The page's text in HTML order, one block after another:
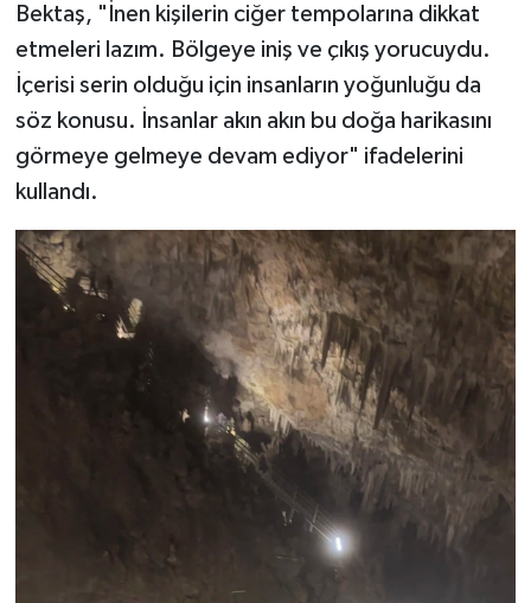
Bektaş, "İnen kişilerin ciğer tempolarına dikkat
etmeleri lazım. Bölgeye iniş ve çıkış yorucuydu.
İçerisi serin olduğu için insanların yoğunluğu da
söz konusu. İnsanlar akın akın bu doğa harikasını
görmeye gelmeye devam ediyor" ifadelerini
kullandı.